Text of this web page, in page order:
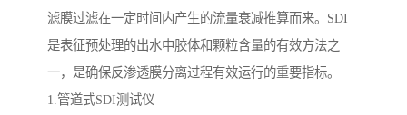
滤膜过滤在一定时间内产生的流量衰减推算而来。SDI
是表征预处理的出水中胶体和颗粒含量的有效方法之
一，是确保反渗透膜分离过程有效运行的重要指标。
1.管道式SDI测试仪